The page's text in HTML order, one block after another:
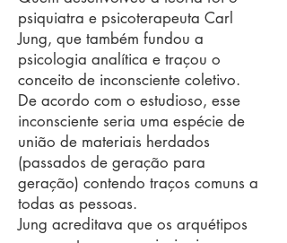
psiquiatra e psicoterapeuta Carl
Jung, que também fundou a
psicologia analítica e traçou o
conceito de inconsciente coletivo.
De acordo com o estudioso, esse
inconsciente seria uma espécie de
união de materiais herdados
(passados de geração para
geração) contendo traços comuns a
todas as pessoas.
Jung acreditava que os arquétipos